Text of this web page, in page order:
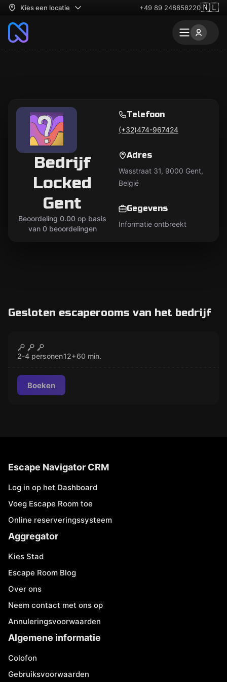
Kies een locatie +49 89 248858220🇳🇱
Bedrijf
Locked
Gent
Beoordeling 0.00 op basis
van 0 beoordelingen
Telefoon
(+32)474-967424
Adres
Wasstraat 31, 9000 Gent,
België
Gegevens
Informatie ontbreekt
Gesloten escaperooms van het bedrijf
Kubus
2-4 personen12+60 min.
Boeken
Escape Navigator CRM
Log in op het Dashboard
Voeg Escape Room toe
Online reserveringssysteem
Aggregator
Kies Stad
Escape Room Blog
Over ons
Neem contact met ons op
Annuleringsvoorwaarden
Algemene informatie
Colofon
Gebruiksvoorwaarden